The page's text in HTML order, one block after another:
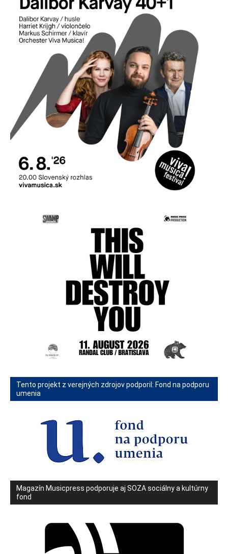
Tento projekt z verejných zdrojov podporil: Fond na podporu
umenia
Magazín Musicpress podporuje aj SOZA sociálny a kultúrny
fond